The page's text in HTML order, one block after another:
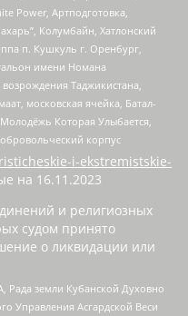
Power, Артподготовка,
Колумбайн, Хатлонский
п. Кушкуль г. Оренбург,
имени Номана
Таджикистана,
московская ячейка, Батал-
Которая Улыбается,
корпус
i-ekstremistskie-
на 16.11.2023
и религиозных
судом принято
о ликвидации или
Рада земли Кубанской Духовно
Управления Асгардской Веси